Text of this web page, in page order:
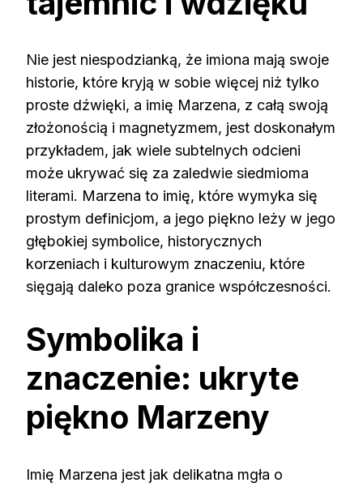
Nie jest niespodzianką, że imiona mają swoje
historie, które kryją w sobie więcej niż tylko
proste dźwięki, a imię Marzena, z całą swoją
złożonością i magnetyzmem, jest doskonałym
przykładem, jak wiele subtelnych odcieni
może ukrywać się za zaledwie siedmioma
literami. Marzena to imię, które wymyka się
prostym definicjom, a jego piękno leży w jego
głębokiej symbolice, historycznych
korzeniach i kulturowym znaczeniu, które
sięgają daleko poza granice współczesności.
Symbolika i
znaczenie: ukryte
piękno Marzeny
Imię Marzena jest jak delikatna mgła o